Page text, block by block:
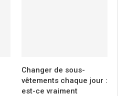
Changer de sous-
vêtements chaque jour :
est-ce vraiment